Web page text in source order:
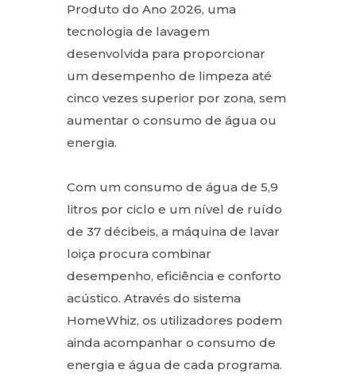
Produto do Ano 2026, uma
tecnologia de lavagem
desenvolvida para proporcionar
um desempenho de limpeza até
cinco vezes superior por zona, sem
aumentar o consumo de água ou
energia.
Com um consumo de água de 5,9
litros por ciclo e um nível de ruído
de 37 décibeis, a máquina de lavar
loiça procura combinar
desempenho, eficiência e conforto
acústico. Através do sistema
HomeWhiz, os utilizadores podem
ainda acompanhar o consumo de
energia e água de cada programa.